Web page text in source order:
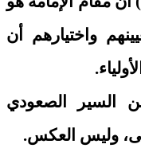
واختيارهم أن
من السير الصعودي
وليس العكس.